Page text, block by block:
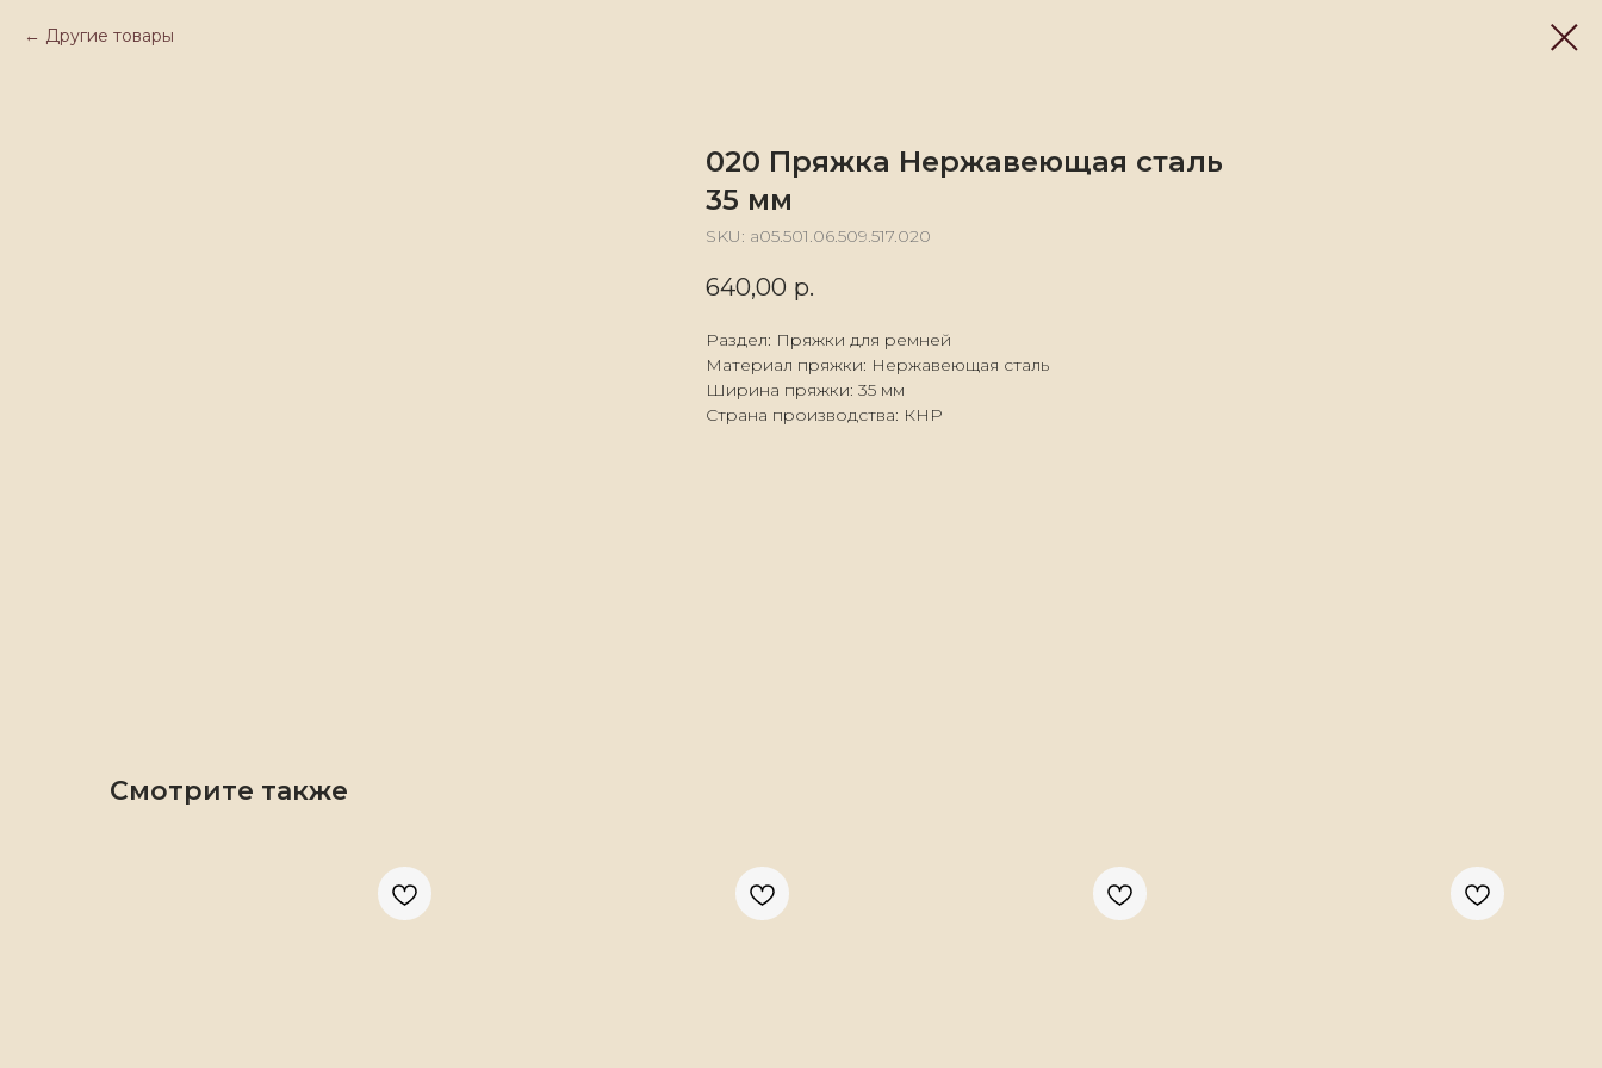
Другие товары
020 Пряжка Нержавеющая сталь
35 мм
SKU: а05.501.06.509.517.020
640,00 р.
Раздел: Пряжки для ремней
Материал пряжки: Нержавеющая сталь
Ширина пряжки: 35 мм
Страна производства: КНР
Смотрите также